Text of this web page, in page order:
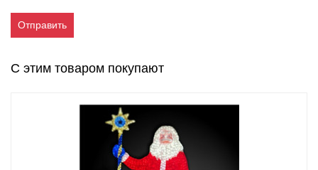
Отправить
С этим товаром покупают